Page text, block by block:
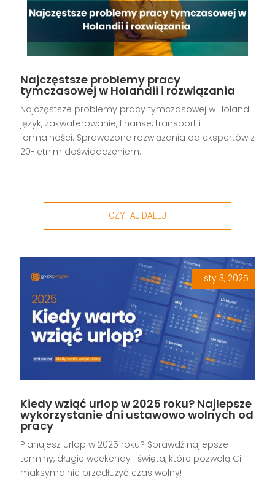
Najczęstsze problemy pracy
tymczasowej w Holandii i rozwiązania
Najczęstsze problemy pracy tymczasowej w Holandii:
język, zakwaterowanie, finanse, transport i
formalności. Sprawdzone rozwiązania od ekspertów z
20-letnim doświadczeniem.
CZYTAJ DALEJ
Kiedy wziąć urlop w 2025 roku? Najlepsze
wykorzystanie dni ustawowo wolnych od
pracy
sty 3, 2025
|,,,,
Planujesz urlop w 2025 roku? Sprawdź najlepsze
terminy, długie weekendy i święta, które pozwolą Ci
maksymalnie przedłużyć czas wolny!